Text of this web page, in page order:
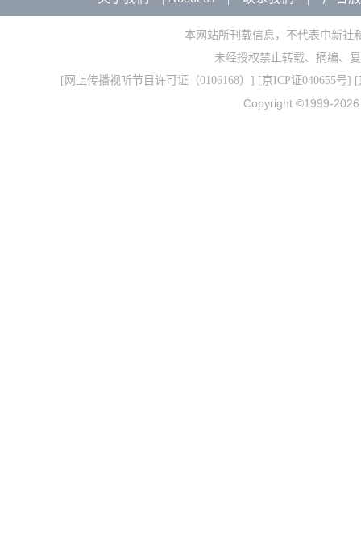
本网站所刊载信息，不代表中新社
未经授权禁止转载、摘编、
[ 网上传播视听节目许可证（0106168） ] [京ICP证040655号] [
Copyright ©1999-